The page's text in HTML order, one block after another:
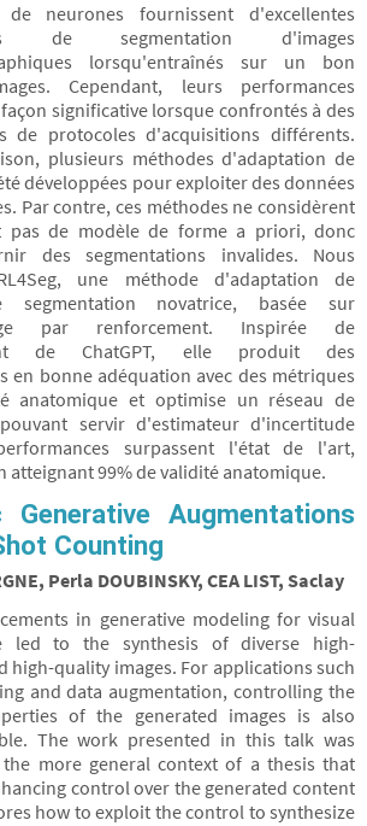
de neurones fournissent d'excellentes
de segmentation d'images
lorsqu'entraînés sur un bon
Cependant, leurs performances
significative lorsque confrontés à des
de protocoles d'acquisitions différents.
plusieurs méthodes d'adaptation de
développées pour exploiter des données
Par contre, ces méthodes ne considèrent
pas de modèle de forme a priori, donc
des segmentations invalides. Nous
une méthode d'adaptation de
segmentation novatrice, basée sur
par renforcement. Inspirée de
de ChatGPT, elle produit des
en bonne adéquation avec des métriques
anatomique et optimise un réseau de
servir d'estimateur d'incertitude
surpassent l'état de l'art,
atteignant 99% de validité anatomique.
Generative Augmentations
Counting
Perla DOUBINSKY, CEA LIST, Saclay
in generative modeling for visual
led to the synthesis of diverse high-
high-quality images. For applications such
and data augmentation, controlling the
of the generated images is also
The work presented in this talk was
more general context of a thesis that
control over the generated content
how to exploit the control to synthesize